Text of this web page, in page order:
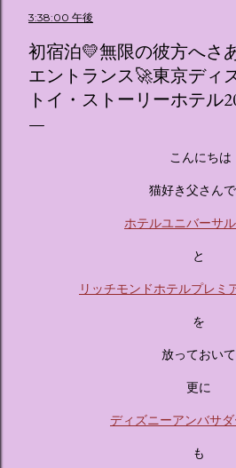
陸となります。 まるで本当にラグジ
されています。その魅力をいくつか
介します。 🔑 1. コンセプトは「サ
のホテル」 デジタルメディア技術で
イティブプロダクション「d'strict」
刺激する美しいデジタルアートとス
テーマブースで構成されています。
ムキーを受け取り、まるでホテルに
たポムポムプリンが出迎えてくれま
ス ：きらめく光に満ちたガーデンや
ーチ（ポチャッコの隣に座れるエリ
いなしの空間が広がります。 🛌 2.
人気キャラクターたちがそれぞれの“
3:38:00 午後
初宿泊💛無限の彼方へさ
エントランス🚀東京ディ
トイ・ストーリーホテル
こんにちは
猫好き父さん
ホテルユニバーサ
と
リッチモンドホテルプレミ
を
放っておいて
更に
ディズニーアンバサ
も